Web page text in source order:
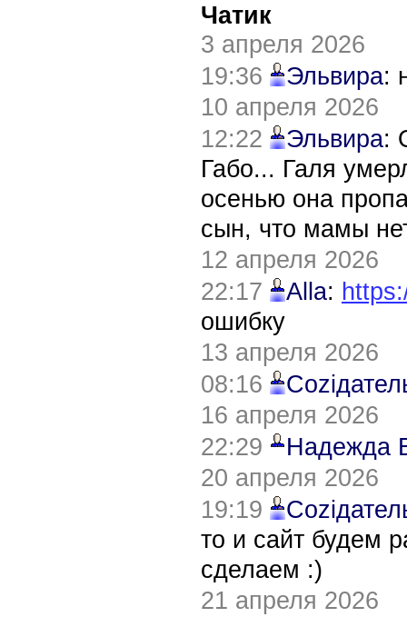
Чатик
3 апреля 2026
19:36
Эльвира:
10 апреля 2026
12:22
Эльвира:
Габо... Галя
осенью она
сын, что мамы
12 апреля 2026
22:17
Alla:
ошибку
13 апреля 2026
08:16
16 апреля 2026
22:29
Надежда
20 апреля 2026
19:19
то и сайт будем
сделаем :)
21 апреля 2026